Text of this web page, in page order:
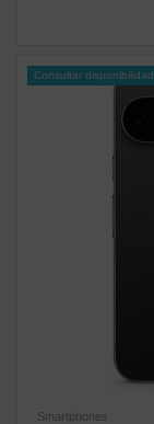
Consultar disponibilidad
Smartphones